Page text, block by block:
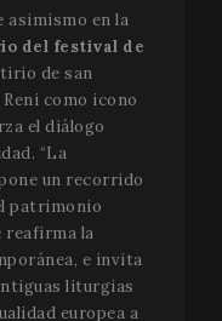
asimismo en la
del festival de
de san
como icono
el diálogo
“La
un recorrido
patrimonio
reafirma la
e invita
liturgias
europea a